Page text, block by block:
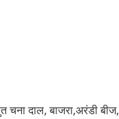
दाल, बाजरा,अरंडी बीज,